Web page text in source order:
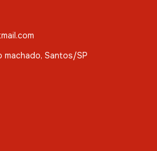
machado, Santos/SP